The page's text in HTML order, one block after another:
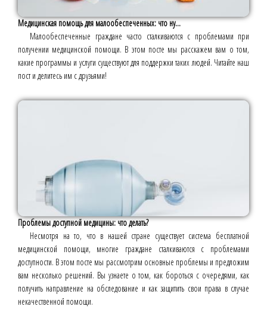
Медицинская помощь для малообеспеченных: что ну...
Малообеспеченные граждане часто сталкиваются с проблемами при
получении медицинской помощи. В этом посте мы расскажем вам о том,
какие программы и услуги существуют для поддержки таких людей. Читайте наш
пост и делитесь им с друзьями!
Проблемы доступной медицины: что делать?
Несмотря на то, что в нашей стране существует система бесплатной
медицинской помощи, многие граждане сталкиваются с проблемами
доступности. В этом посте мы рассмотрим основные проблемы и предложим
вам несколько решений. Вы узнаете о том, как бороться с очередями, как
получить направление на обследование и как защитить свои права в случае
некачественной помощи.